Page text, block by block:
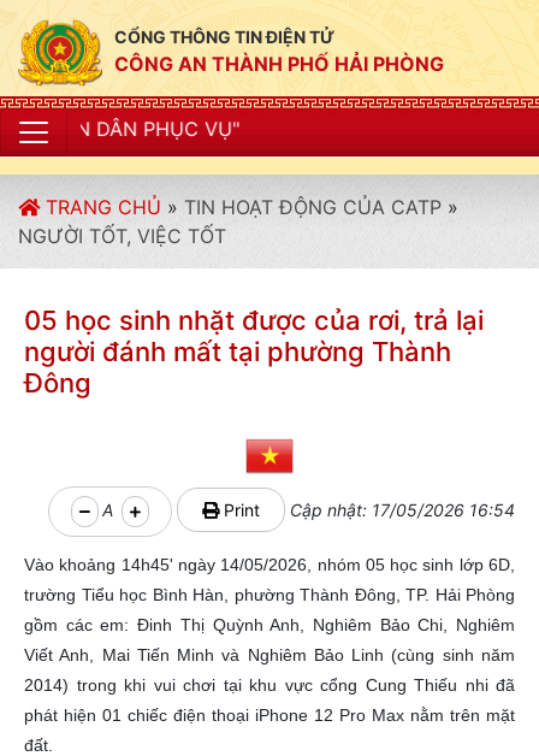
CỔNG THÔNG TIN ĐIỆN TỬ
CÔNG AN THÀNH PHỐ HẢI PHÒNG
TRANG CHỦ » TIN HOẠT ĐỘNG CỦA CATP »
NGƯỜI TỐT, VIỆC TỐT
05 học sinh nhặt được của rơi, trả lại
người đánh mất tại phường Thành
Đông
A Print Cập nhật: 17/05/2026 16:54
Vào khoảng 14h45' ngày 14/05/2026, nhóm 05 học sinh lớp 6D,
trường Tiểu học Bình Hàn, phường Thành Đông, TP. Hải Phòng
gồm các em: Đinh Thị Quỳnh Anh, Nghiêm Bảo Chi, Nghiêm
Viết Anh, Mai Tiến Minh và Nghiêm Bảo Linh (cùng sinh năm
2014) trong khi vui chơi tại khu vực cổng Cung Thiếu nhi đã
phát hiện 01 chiếc điện thoại iPhone 12 Pro Max nằm trên mặt
đất.